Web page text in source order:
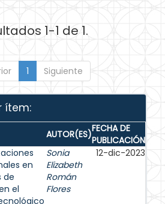
1-1 de 1.
1 Siguiente
ítem:
AUTOR(ES)FECHA DE
PUBLICACIÓN
en
de
el
Sonia
Elizabeth
Román
Flores
12-dic-2023